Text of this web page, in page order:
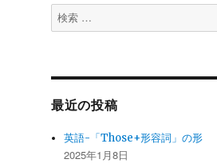
検
索
最近の投稿
英語-「Those+形容詞」の形
2025年1月8日